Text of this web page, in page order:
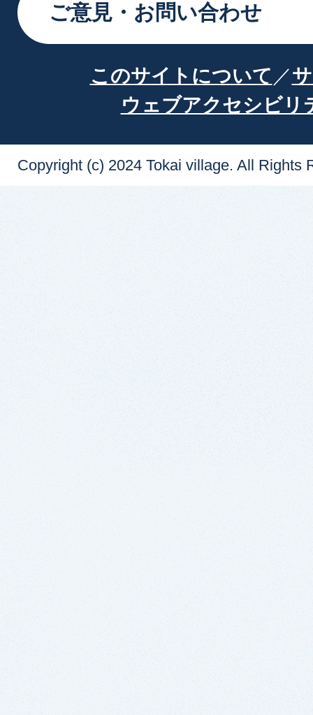
ご意見・お問い合わせ
このサイトについて
ウェブアクセシビリ
Copyright (c) 2024 Tokai village. All Rights